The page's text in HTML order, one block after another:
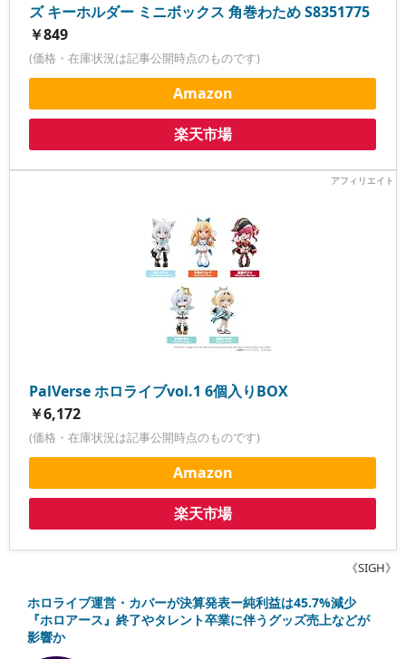
ズ キーホルダー ミニボックス 角巻わため S8351775
￥849
(価格・在庫状況は記事公開時点のものです)
Amazon
楽天市場
PalVerse ホロライブvol.1 6個入りBOX
￥6,172
(価格・在庫状況は記事公開時点のものです)
Amazon
楽天市場
《SIGH》
ホロライブ運営・カバーが決算発表ー純利益は45.7%減少
『ホロアース』終了やタレント卒業に伴うグッズ売上などが
影響か